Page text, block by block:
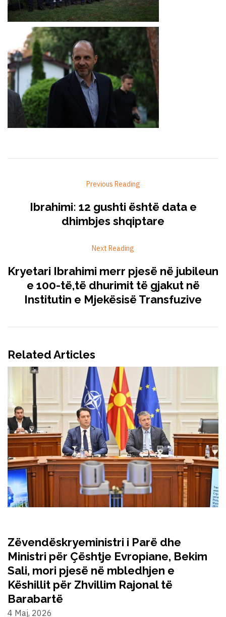
Previous Reading
Ibrahimi: 12 gushti është data e
dhimbjes shqiptare
Next Reading
Kryetari Ibrahimi merr pjesë në jubileun
e 100-të,të dhurimit të gjakut në
Institutin e Mjekësisë Transfuzive
Related Articles
Zëvendëskryeministri i Parë dhe
Ministri për Çështje Evropiane, Bekim
Sali, mori pjesë në mbledhjen e
Këshillit për Zhvillim Rajonal të
Barabartë
4 Maj, 2026